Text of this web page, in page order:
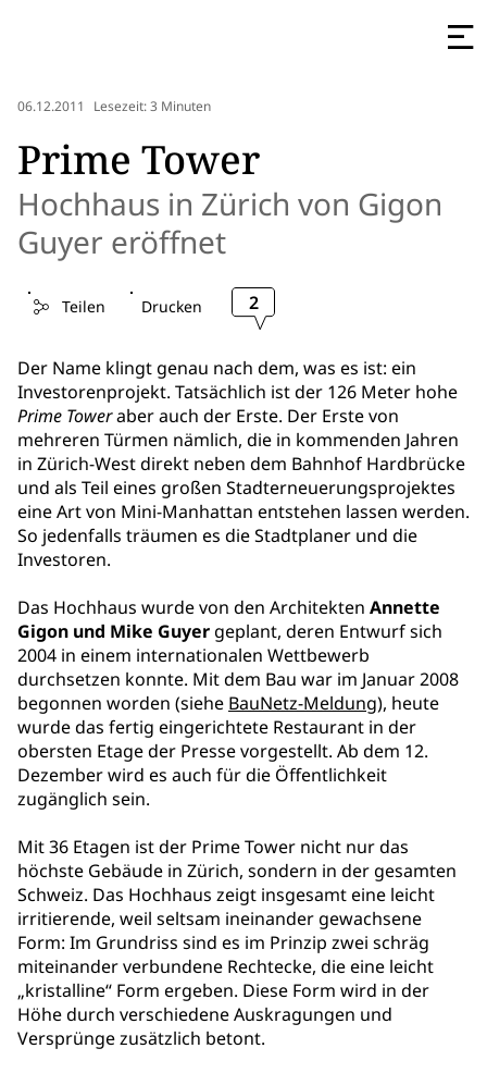
06.12.2011 Lesezeit: 3 Minuten
Prime Tower
Hochhaus in Zürich von Gigon
Guyer eröffnet
Teilen Drucken 2
Der Name klingt genau nach dem, was es ist: ein
Investorenprojekt. Tatsächlich ist der 126 Meter hohe
Prime Toweraber auch der Erste. Der Erste von
mehreren Türmen nämlich, die in kommenden Jahren
in Zürich-West direkt neben dem Bahnhof Hardbrücke
und als Teil eines großen Stadterneuerungsprojektes
eine Art von Mini-Manhattan entstehen lassen werden.
So jedenfalls träumen es die Stadtplaner und die
Investoren.
Das Hochhaus wurde von den Architekten Annette
Gigon und Mike Guyer geplant, deren Entwurf sich
2004 in einem internationalen Wettbewerb
durchsetzen konnte. Mit dem Bau war im Januar 2008
begonnen worden (siehe BauNetz-Meldung), heute
wurde das fertig eingerichtete Restaurant in der
obersten Etage der Presse vorgestellt. Ab dem 12.
Dezember wird es auch für die Öffentlichkeit
zugänglich sein.
Mit 36 Etagen ist der Prime Tower nicht nur das
höchste Gebäude in Zürich, sondern in der gesamten
Schweiz. Das Hochhaus zeigt insgesamt eine leicht
irritierende, weil seltsam ineinander gewachsene
Form: Im Grundriss sind es im Prinzip zwei schräg
miteinander verbundene Rechtecke, die eine leicht
„kristalline“ Form ergeben. Diese Form wird in der
Höhe durch verschiedene Auskragungen und
Versprünge zusätzlich betont.